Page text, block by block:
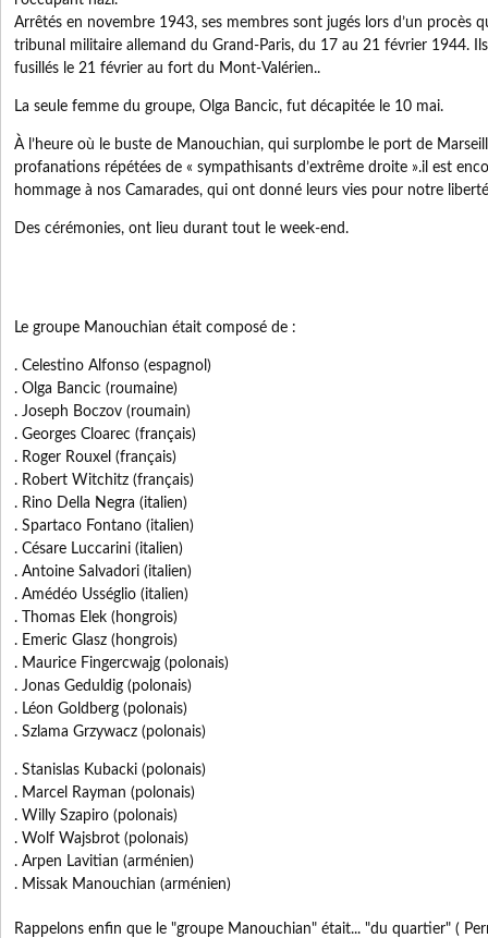
Arrêtés en novembre 1943, ses membres sont jugés lors d’un procès
tribunal militaire allemand du Grand-Paris, du 17 au 21 février 1944.
fusillés le 21 février au fort du Mont-Valérien..
La seule femme du groupe, Olga Bancic, fut décapitée le 10 mai.
À l’heure où le buste de Manouchian, qui surplombe le port de
profanations répétées de « sympathisants d’extrême droite ».il est
hommage à nos Camarades, qui ont donné leurs vies pour notre
Des cérémonies, ont lieu durant tout le week-end.
Le groupe Manouchian était composé de :
. Celestino Alfonso (espagnol)
. Olga Bancic (roumaine)
. Joseph Boczov (roumain)
. Georges Cloarec (français)
. Roger Rouxel (français)
. Robert Witchitz (français)
. Rino Della Negra (italien)
. Spartaco Fontano (italien)
. Césare Luccarini (italien)
. Antoine Salvadori (italien)
. Amédéo Usséglio (italien)
. Thomas Elek (hongrois)
. Emeric Glasz (hongrois)
. Maurice Fingercwajg (polonais)
. Jonas Geduldig (polonais)
. Léon Goldberg (polonais)
. Szlama Grzywacz (polonais)
. Stanislas Kubacki (polonais)
. Marcel Rayman (polonais)
. Willy Szapiro (polonais)
. Wolf Wajsbrot (polonais)
. Arpen Lavitian (arménien)
. Missak Manouchian (arménien)
Rappelons enfin que le "groupe Manouchian" était... "du quartier" (